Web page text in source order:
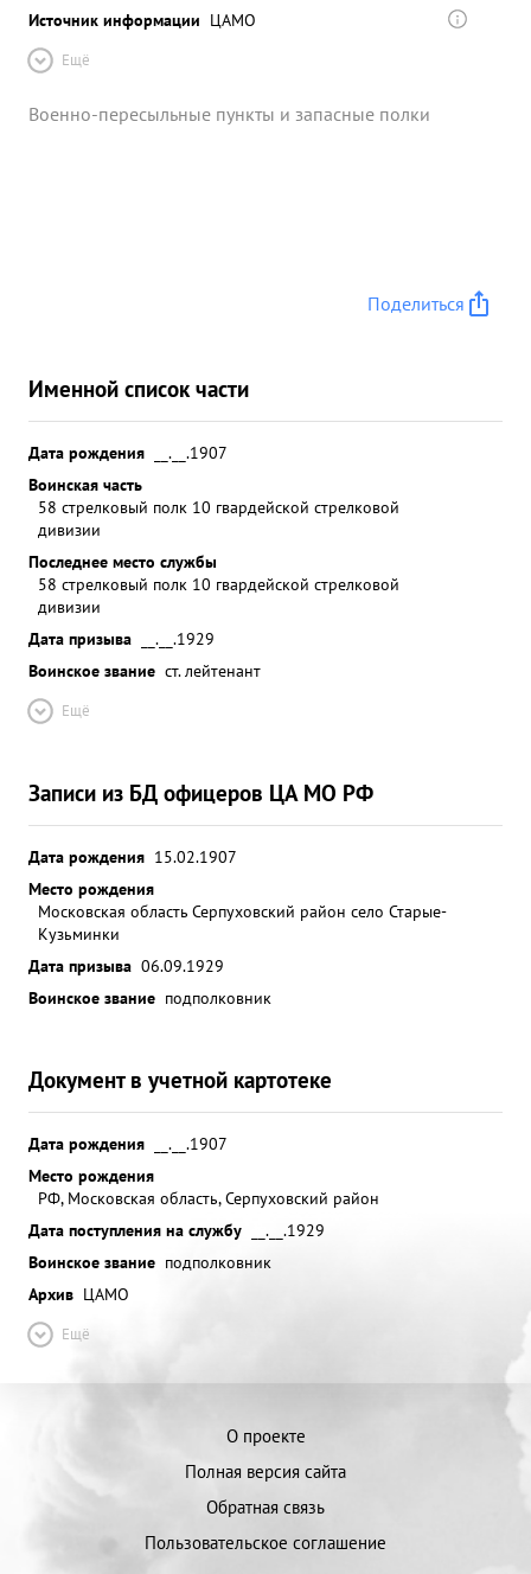
Источник информации ЦАМО
Ещё
Военно-пересыльные пункты и запасные полки
Поделиться
Именной список части
Дата рождения
__.__.1907
Воинская часть
58 стрелковый полк 10 гвардейской стрелковой
дивизии
Последнее место службы
58 стрелковый полк 10 гвардейской стрелковой
дивизии
Дата призыва
__.__.1929
Воинское звание ст. лейтенант
Ещё
Записи из БД офицеров ЦА МО РФ
Дата рождения 15.02.1907
Место рождения
Московская область Серпуховский район село Старые-
Кузьминки
Дата призыва 06.09.1929
Воинское звание подполковник
Документ в учетной картотеке
Дата рождения
__.__.1907
Место рождения
РФ, Московская область, Серпуховский район
Дата поступления на службу
__.__.1929
Воинское звание подполковник
Архив ЦАМО
Ещё
О проекте
Полная версия сайта
Обратная связь
Пользовательское соглашение